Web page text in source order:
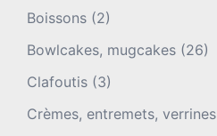
Boissons (2)
Bowlcakes, mugcakes (26)
Clafoutis (3)
Crèmes, entremets, verrines